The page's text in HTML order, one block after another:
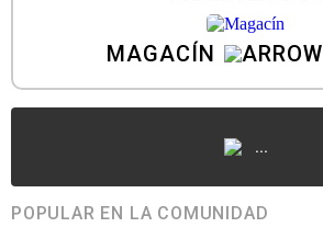
MAGACÍN
...
POPULAR EN LA COMUNIDAD